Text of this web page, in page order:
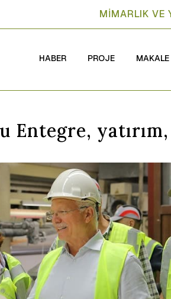
MİMARLIK VE
HABER PROJE MAKALE
Entegre,